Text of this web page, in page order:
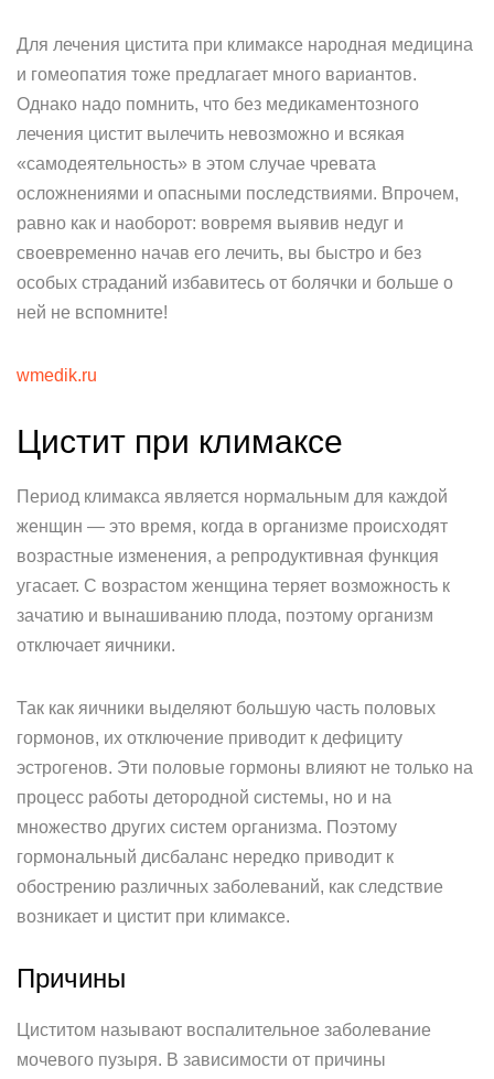
Для лечения цистита при климаксе народная медицина
и гомеопатия тоже предлагает много вариантов.
Однако надо помнить, что без медикаментозного
лечения цистит вылечить невозможно и всякая
«самодеятельность» в этом случае чревата
осложнениями и опасными последствиями. Впрочем,
равно как и наоборот: вовремя выявив недуг и
своевременно начав его лечить, вы быстро и без
особых страданий избавитесь от болячки и больше о
ней не вспомните!
wmedik.ru
Цистит при климаксе
Период климакса является нормальным для каждой
женщин — это время, когда в организме происходят
возрастные изменения, а репродуктивная функция
угасает. С возрастом женщина теряет возможность к
зачатию и вынашиванию плода, поэтому организм
отключает яичники.
Так как яичники выделяют большую часть половых
гормонов, их отключение приводит к дефициту
эстрогенов. Эти половые гормоны влияют не только на
процесс работы детородной системы, но и на
множество других систем организма. Поэтому
гормональный дисбаланс нередко приводит к
обострению различных заболеваний, как следствие
возникает и цистит при климаксе.
Причины
Циститом называют воспалительное заболевание
мочевого пузыря. В зависимости от причины